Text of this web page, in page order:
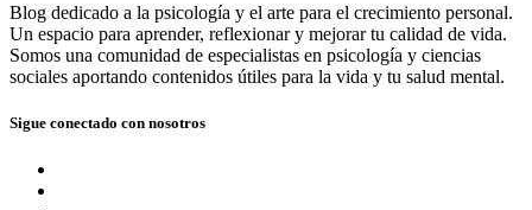
Blog dedicado a la psicología y el arte para el crecimiento personal.
Un espacio para aprender, reflexionar y mejorar tu calidad de vida.
Somos una comunidad de especialistas en psicología y ciencias
sociales aportando contenidos útiles para la vida y tu salud mental.
Sigue conectado con nosotros